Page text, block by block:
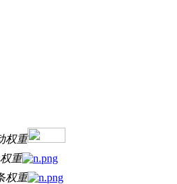
权重
重
权重